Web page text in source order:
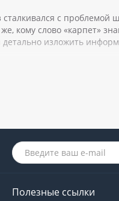
сталкивался с
кому слово «карпет»
детально изложить
и преимущества
Полезные ссылки